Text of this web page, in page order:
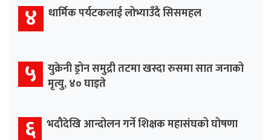
४ धार्मिक पर्यटकलाई लोभ्याउँदै सिसमहल
५ युक्रेनी ड्रोन समुद्री तटमा खस्दा रुसमा सात जनाको
मृत्यु, ४० घाइते
६ भदौदेखि आन्दोलन गर्ने शिक्षक महासंघको घोषणा